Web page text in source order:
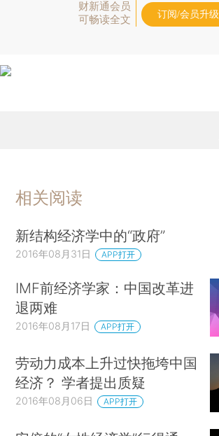
财新通会员
可畅读全文
订阅/会员升级
相关阅读
新结构经济学中的“政府”
2016年08月31日 APP打开
IMF前经济学家：中国改革进
退两难
2016年08月17日 APP打开
劳动力成本上升过快拖垮中国
经济？ 学者提出质疑
2016年08月06日 APP打开